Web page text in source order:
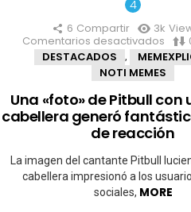
6 Compartir 3k
Comentarios desactivados en
Una
de
con
una
larga
de
DESTACADOS
,
NOTI MEMES
Una «foto» de Pitbull con
cabellera generó
de reacción
La imagen del cantante Pitbull
cabellera impresionó a los
sociales, MORE